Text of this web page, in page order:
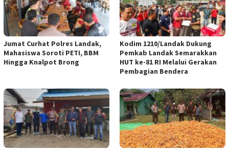
Jumat Curhat Polres Landak,
Mahasiswa Soroti PETI, BBM
Hingga Knalpot Brong
Kodim 1210/Landak Dukung
Pemkab Landak Semarakkan
HUT ke-81 RI Melalui Gerakan
Pembagian Bendera